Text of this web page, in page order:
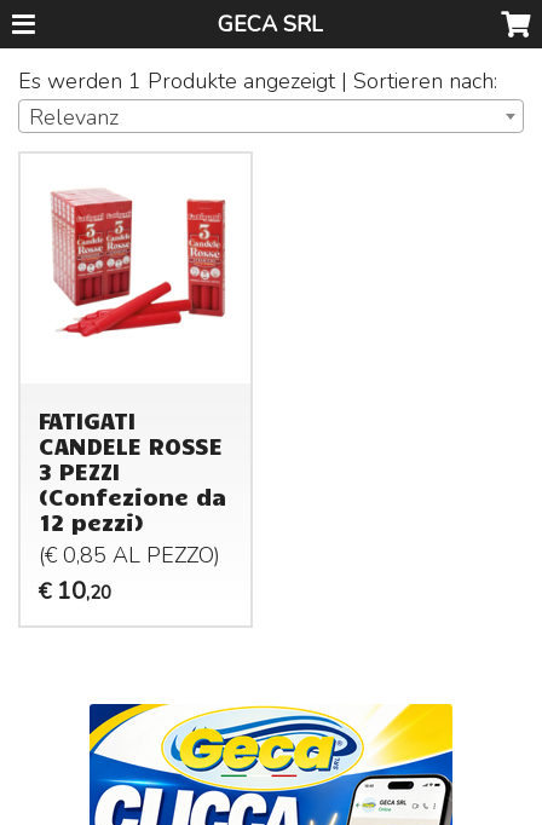
GECA SRL
Es werden 1 Produkte angezeigt | Sortieren nach:
Relevanz
FATIGATI
CANDELE ROSSE
3 PEZZI
(Confezione da
12 pezzi)
(€ 0,85 AL PEZZO)
€ 10,20